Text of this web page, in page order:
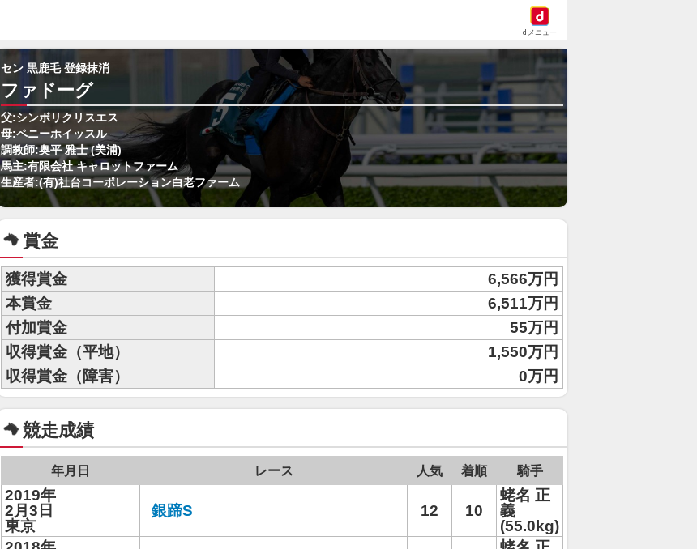
dメニュー
セン 黒鹿毛 登録抹消
ファドーグ
父:シンボリクリスエス
母:ペニーホイッスル
調教師:奥平 雅士 (美浦)
馬主:有限会社 キャロットファーム
生産者:(有)社台コーポレーション白老ファーム
賞金
獲得賞金
6,566万円
本賞金
6,511万円
付加賞金
55万円
収得賞金（平地）
1,550万円
収得賞金（障害）
0万円
競走成績
年月日 レース 人気 着順 騎手
2019年
2月3日
東京
銀蹄S 12 10
蛯名 正
義
(55.0kg)